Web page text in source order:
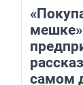
самом